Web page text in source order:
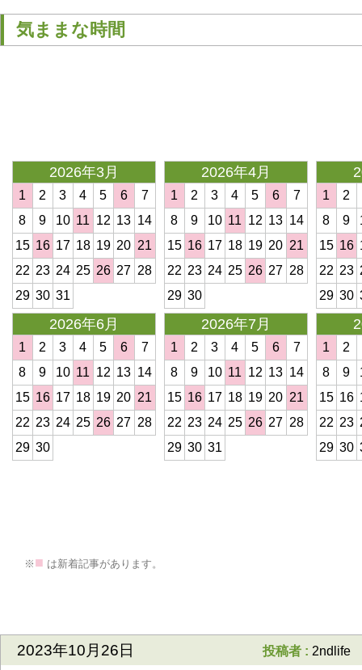
気ままな時間
2026年3月
1 2 3 4 5 6
7
8
9 10 11 12 13 14
15 16 17 18 19 20 21
22 23 24 25 26 27 28
29 30 31
2026年4月
1 2 3 4 5 6
7
8
9 10 11 12 13 14
15 16 17 18 19 20 21
22 23 24 25 26 27 28
29 30
1
2
8
9
15 16
22 23
29 30
2026年6月
1 2 3 4 5 6
7
8
9 10 11 12 13 14
15 16 17 18 19 20 21
22 23 24 25 26 27 28
29 30
2026年7月
1 2 3 4 5 6
7
8
9 10 11 12 13 14
15 16 17 18 19 20 21
22 23 24 25 26 27 28
29 30 31
1
2
8
9
15 16
22 23
29 30
※ ■ は新着記事があります。
2023年10月26日 投稿者 : 2ndlife